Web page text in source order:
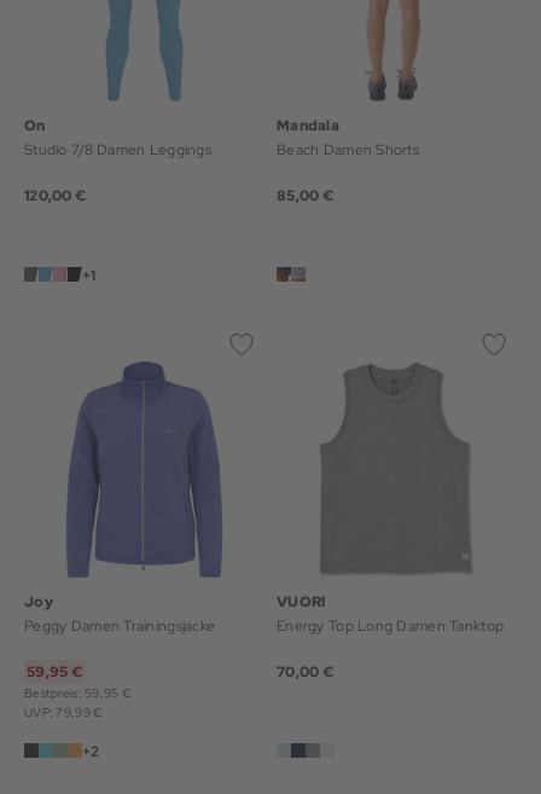
On
Studio 7/8 Damen Leggings
120,00 €
+1
Mandala
Beach Damen Shorts
85,00 €
Joy
Peggy Damen Trainingsjacke
59,95 €
Bestpreis: 59,95 €
UVP: 79,99 €
+2
VUORI
Energy Top Long Damen Tanktop
70,00 €